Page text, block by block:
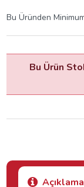
Bu Üründen
Bu Ürün
Açıklama